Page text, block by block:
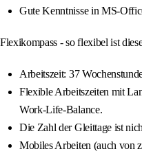
Gute Kenntnisse in MS-
Flexikompass - so flexibel ist
Arbeitszeit: 37
Flexible Arbeitszeiten mit
Work-Life-Balance.
Die Zahl der Gleittage ist
Mobiles Arbeiten (auch von